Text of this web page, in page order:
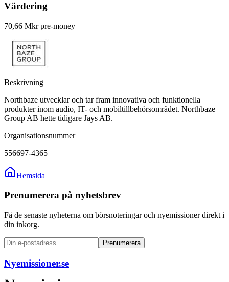
Värdering
70,66 Mkr pre-money
Beskrivning
Northbaze utvecklar och tar fram innovativa och funktionella
produkter inom audio, IT- och mobiltillbehörsområdet. Northbaze
Group AB hette tidigare Jays AB.
Organisationsnummer
556697-4365
Hemsida
Prenumerera på nyhetsbrev
Få de senaste nyheterna om börsnoteringar och nyemissioner direkt i
din inkorg.
Prenumerera
Nyemissioner.se